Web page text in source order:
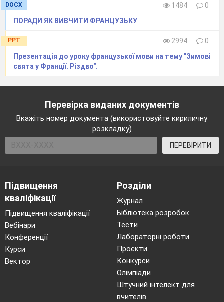
DOCX 1484
0
ПОРАДИ ЯК ВИВЧИТИ ФРАНЦУЗЬКУ
PPT 2994
0
Презентація до уроку французької мови на тему "Зимові
свята у Франції. Різдво".
Перевірка виданих документів
Вкажіть номер документа (використовуйте кириличну
розкладку)
ПЕРЕВІРИТИ
Підвищення
кваліфікації
Підвищення кваліфікації
Вебінари
Конференції
Курси
Вектор
Розділи
Журнал
Бібліотека розробок
Тести
Лабораторні роботи
Проєкти
Конкурси
Олімпіади
Штучний інтелект для
вчителів